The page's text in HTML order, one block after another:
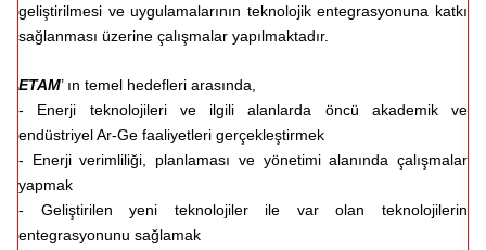
geliştirilmesi ve uygulamalarının teknolojik entegrasyonuna katkı
sağlanması üzerine çalışmalar yapılmaktadır.
ETAM’ ın temel hedefleri arasında,
- Enerji teknolojileri ve ilgili alanlarda öncü akademik ve
endüstriyel Ar-Ge faaliyetleri gerçekleştirmek
- Enerji verimliliği, planlaması ve yönetimi alanında çalışmalar
yapmak
- Geliştirilen yeni teknolojiler ile var olan teknolojilerin
entegrasyonunu sağlamak